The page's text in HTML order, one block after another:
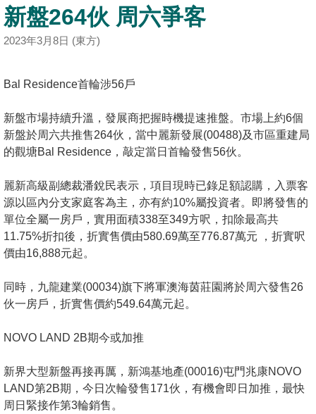
宅
谷
揭
地
產
博
地
產
新
聞
數
據
公
置
業
新盤264伙 周六爭客
2023年3月8日 (東方)
Bal Residence首輪涉56戶
新盤市場持續升溫，發展商把握時機提速推盤。市場上約6個
新盤於周六共推售264伙，當中麗新發展(00488)及市區重建局
的觀塘Bal Residence，敲定當日首輪發售56伙。
麗新高級副總裁潘銳民表示，項目現時已錄足額認購，入票客
源以區內分支家庭客為主，亦有約10%屬投資者。即將發售的
單位全屬一房戶，實用面積338至349方呎，扣除最高共
11.75%折扣後，折實售價由580.69萬至776.87萬元 ，折實呎
價由16,888元起。
同時，九龍建業(00034)旗下將軍澳海茵莊園將於周六發售26
伙一房戶，折實售價約549.64萬元起。
NOVO LAND 2B期今或加推
新界大型新盤再接再厲，新鴻基地產(00016)屯門兆康NOVO
LAND第2B期，今日次輪發售171伙，有機會即日加推，最快
周日緊接作第3輪銷售。